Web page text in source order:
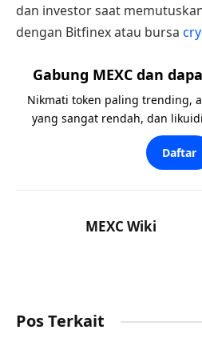
dan investor saat
dengan Bitfinex atau bursa
Gabung MEXC dan
Nikmati token paling trending,
yang sangat rendah, dan
Daftar
MEXC Wiki
Pos Terkait